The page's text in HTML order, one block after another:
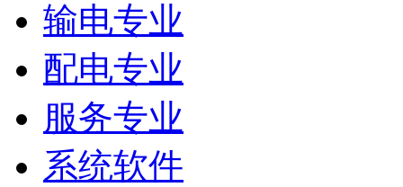
输电专业
配电专业
服务专业
系统软件